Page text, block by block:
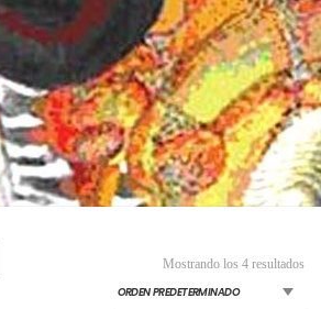
Mostrando los 4 resultados